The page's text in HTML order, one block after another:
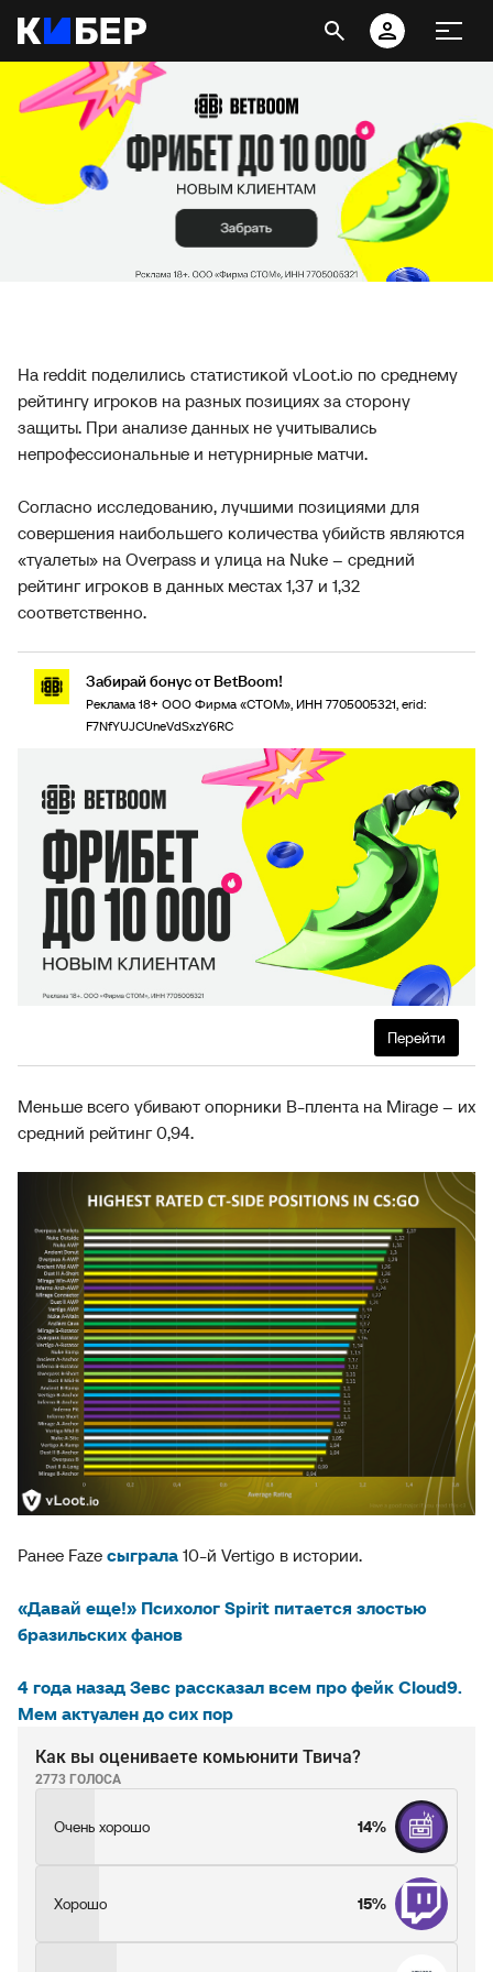
На reddit поделились статистикой vLoot.io по среднему
рейтингу игроков на разных позициях за сторону
защиты. При анализе данных не учитывались
непрофессиональные и нетурнирные матчи.
Согласно исследованию, лучшими позициями для
совершения наибольшего количества убийств являются
«туалеты» на Overpass и улица на Nuke – средний
рейтинг игроков в данных местах 1,37 и 1,32
соответственно.
Забирай бонус от BetBoom!
Реклама 18+ ООО Фирма «СТОМ», ИНН 7705005321, erid:
F7NfYUJCUneVdSxzY6RC
Перейти
Меньше всего убивают опорники B-плента на Mirage – их
средний рейтинг 0,94.
Ранее Faze сыграла 10-й Vertigo в истории.
«Давай еще!» Психолог Spirit питается злостью
бразильских фанов
4 года назад Зевс рассказал всем про фейк Cloud9.
Мем актуален до сих пор
Как вы оцениваете комьюнити Твича?
2773 ГОЛОСА
Очень хорошо 14%
Хорошо 15%